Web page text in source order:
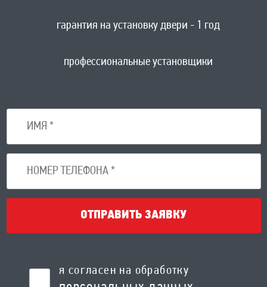
гарантия на установку двери - 1 год
профессиональные установщики
ОТПРАВИТЬ ЗАЯВКУ
я согласен на обработку